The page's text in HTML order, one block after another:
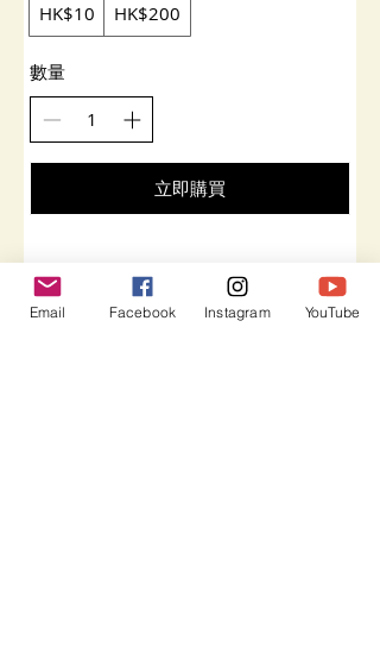
HK$10
HK$200
數量
立即購買
立即訂閲獲取更多優惠
Email Facebook Instagram YouTube